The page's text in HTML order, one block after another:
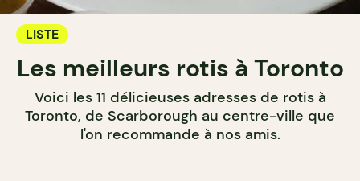
LISTE
Les meilleurs rotis à Toronto
Voici les 11 délicieuses adresses de rotis à
Toronto, de Scarborough au centre-ville que
l'on recommande à nos amis.